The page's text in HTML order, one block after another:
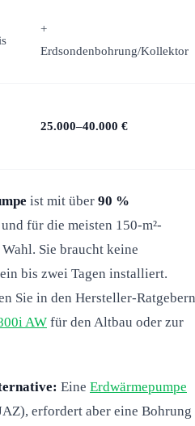
+
Erdsondenbohrung/Kollektor
25.000–40.000 €
ist mit über 90 %
für die meisten 150-m²-
Sie braucht keine
bis zwei Tagen installiert.
Sie in den Hersteller-
AW für den Altbau oder zur
Eine Erdwärmepumpe
erfordert aber eine Bohrung